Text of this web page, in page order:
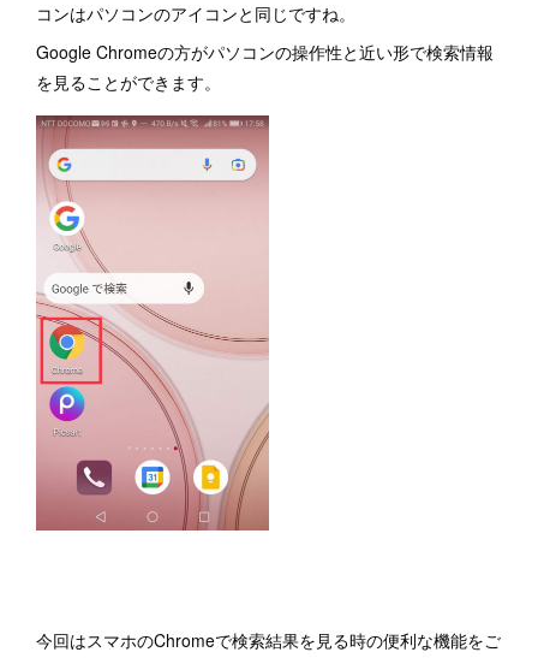
コンはパソコンのアイコンと同じですね。
Google Chromeの方がパソコンの操作性と近い形で検索情報
を見ることができます。
今回はスマホのChromeで検索結果を見る時の便利な機能をご